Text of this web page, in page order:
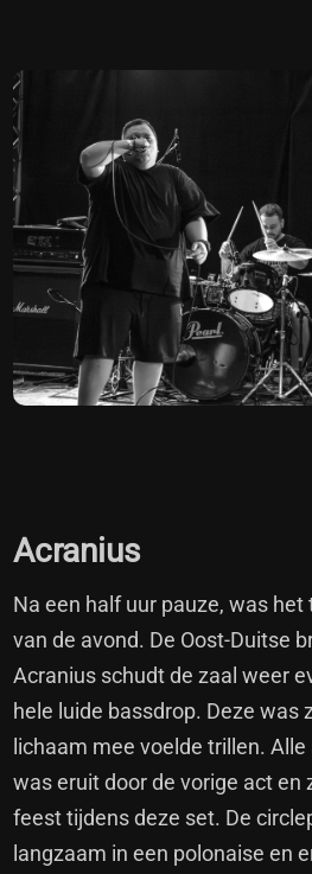
Acranius
Na een half uur pauze, was
van de avond. De Oost-Duitse
Acranius schudt de zaal weer
hele luide bassdrop. Deze was
lichaam mee voelde trillen.
was eruit door de vorige act en
feest tijdens deze set. De
langzaam in een polonaise en